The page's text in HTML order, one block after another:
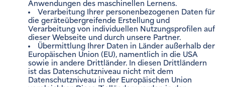
ENVIAM NEWSLETTER
Zum Newsletter anmelden
VERTRÄGE VERWALTEN